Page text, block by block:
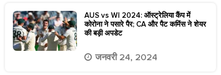
AUS vs WI 2024: ऑस्ट्रेलिया कैंप में
कोरोना ने पसारे पैर; CA और पैट कमिंस ने शेयर
की बड़ी अपडेट
जनवरी 24, 2024